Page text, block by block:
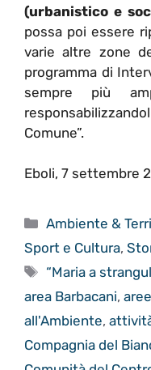
(urbanistico e
possa poi essere
varie altre zone
programma di
sempre più
Comune”.
Eboli, 7 settembre
Categorie
Ambiente &
Sport e Cultura,
Tag
“Maria a
area Barbacani,
all'Ambiente,
Compagnia del